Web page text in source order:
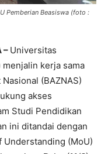
Pemberian Beasiswa (foto :
– Universitas
menjalin kerja sama
(BAZNAS)
akses
Studi Pendidikan
ini ditandai dengan
Understanding (MoU)